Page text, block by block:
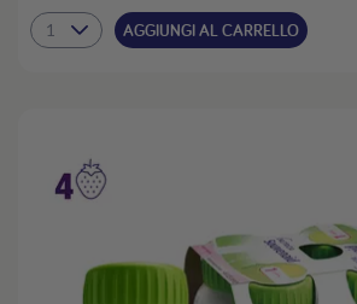
AGGIUNGI AL CARRELLO